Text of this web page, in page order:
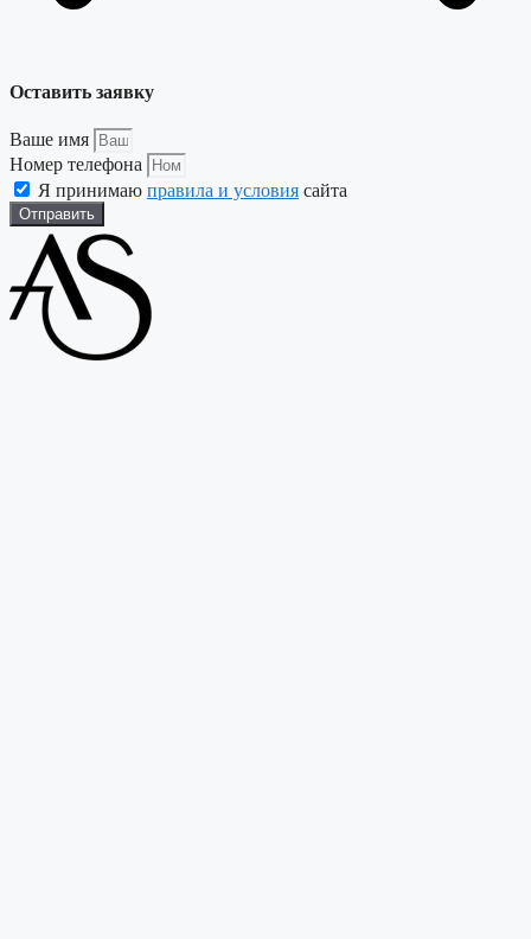
Оставить заявку
Ваше имя
Номер телефона
Я принимаю правила и условия сайта
Отправить